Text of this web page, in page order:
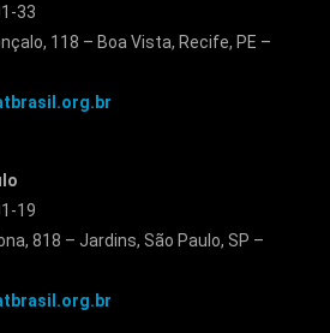
33
118 – Boa Vista, Recife, PE –
19
818 – Jardins, São Paulo, SP –